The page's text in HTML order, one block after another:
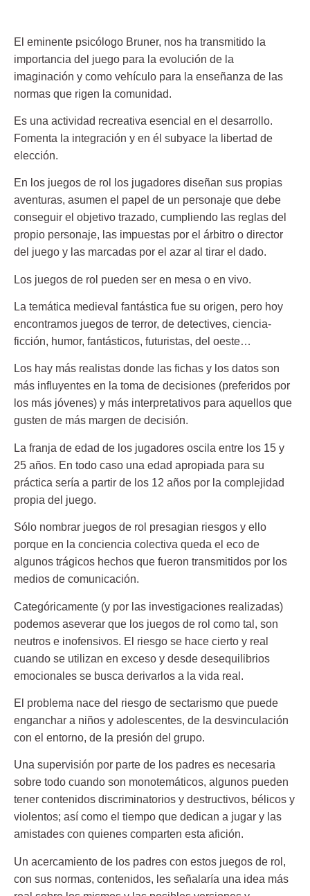
El eminente psicólogo Bruner, nos ha transmitido la
importancia del juego para la evolución de la
imaginación y como vehículo para la enseñanza de las
normas que rigen la comunidad.
Es una actividad recreativa esencial en el desarrollo.
Fomenta la integración y en él subyace la libertad de
elección.
En los juegos de rol los jugadores diseñan sus propias
aventuras, asumen el papel de un personaje que debe
conseguir el objetivo trazado, cumpliendo las reglas del
propio personaje, las impuestas por el árbitro o director
del juego y las marcadas por el azar al tirar el dado.
Los juegos de rol pueden ser en mesa o en vivo.
La temática medieval fantástica fue su origen, pero hoy
encontramos juegos de terror, de detectives, ciencia-
ficción, humor, fantásticos, futuristas, del oeste…
Los hay más realistas donde las fichas y los datos son
más influyentes en la toma de decisiones (preferidos por
los más jóvenes) y más interpretativos para aquellos que
gusten de más margen de decisión.
La franja de edad de los jugadores oscila entre los 15 y
25 años. En todo caso una edad apropiada para su
práctica sería a partir de los 12 años por la complejidad
propia del juego.
Sólo nombrar juegos de rol presagian riesgos y ello
porque en la conciencia colectiva queda el eco de
algunos trágicos hechos que fueron transmitidos por los
medios de comunicación.
Categóricamente (y por las investigaciones realizadas)
podemos aseverar que los juegos de rol como tal, son
neutros e inofensivos. El riesgo se hace cierto y real
cuando se utilizan en exceso y desde desequilibrios
emocionales se busca derivarlos a la vida real.
El problema nace del riesgo de sectarismo que puede
enganchar a niños y adolescentes, de la desvinculación
con el entorno, de la presión del grupo.
Una supervisión por parte de los padres es necesaria
sobre todo cuando son monotemáticos, algunos pueden
tener contenidos discriminatorios y destructivos, bélicos y
violentos; así como el tiempo que dedican a jugar y las
amistades con quienes comparten esta afición.
Un acercamiento de los padres con estos juegos de rol,
con sus normas, contenidos, les señalaría una idea más